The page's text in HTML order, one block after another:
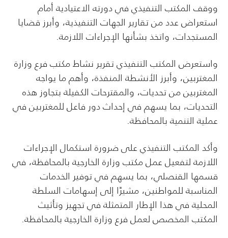
ووقف المكتب التنفيذي في دورته الاعتيادية أمام
استعراض عدد من تقارير الجهات التنفيذية، وأبرز قضايا
المستجدات، واتخذ بشأنها الإجراءات اللازمة.
واستعرض المكتب التنفيذي تقرير نشاط مكتب فرع وزارة
المغتربين، وأبرز الأنشطة المنفذة، وأهم ما يواجه
المغتربين من تحديات، والمقترحات الكفيلة بتجاوز هذه
التحديات، بما يسهم في إحداث دور فاعل للمغتربين في
عملية التنمية بالمحافظة.
وأكد المكتب التنفيذي على ضرورة استكمال الإجراءات
اللازمة لتفعيل عمل مكتب وزارة الخارجية بالمحافظة، في
قسمها القنصلي، بما يسهم في توفير الخدمات
المناسبة للمواطنين، مشيرًا إلى إسهامات السلطة
المحلية في هذا الإطار المتمثلة في تجهيز وتأثيث
المكتب المخصص لعمل فرع وزارة الخارجية بالمحافظة.